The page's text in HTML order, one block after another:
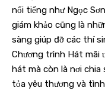
nổi tiếng như Ngọc
giám khảo cũng là
sàng giúp đỡ các thí
Chương trình Hát mãi
hát mà còn là nơi chia
tỏa yêu thương và